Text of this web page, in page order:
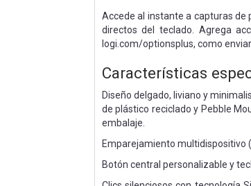
Accede al instante a capturas de
directos del teclado. Agrega
logi.com/optionsplus, como
Características
Diseño delgado, liviano y
de plástico reciclado y Pebble
embalaje.
Emparejamiento multidispositivo
Botón central personalizable y